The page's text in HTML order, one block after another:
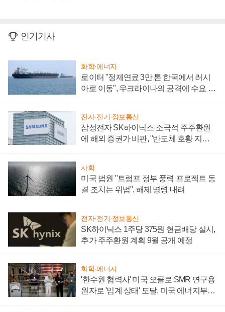
인기기사
화학·에너지
로이터 "정제연료 3만 톤 한국에서 러시
아로 이동", 우크라이나의 공격에 수요 늘
전자·전기·정보통신
삼성전자 SK하이닉스 소극적 주주환원
에 해외 증권가 비판, "반도체 호황 지속
사회
미국 법원 "트럼프 정부 풍력 프로젝트 동
결 조치는 위법", 해제 명령 내려
전자·전기·정보통신
SK하이닉스 1주당 375원 현금배당 실시,
추가 주주환원 계획 9월 공개 예정
화학·에너지
'한수원 협력사' 미국 오클로 SMR 연구용
원자로 '임계 상태' 도달, 미국 에너지부